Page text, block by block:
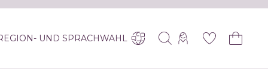
UND SPRACHWAHL